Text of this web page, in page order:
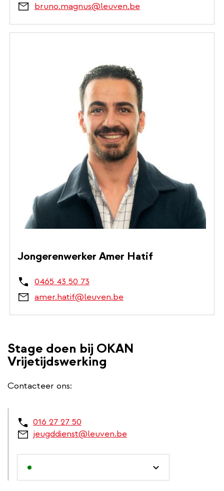
bruno.magnus@leuven.be
Jongerenwerker Amer Hatif
0465 43 50 73
amer.hatif@leuven.be
Stage doen bij OKAN
Vrijetijdswerking
Contacteer ons:
016 27 27 50
jeugddienst@leuven.be